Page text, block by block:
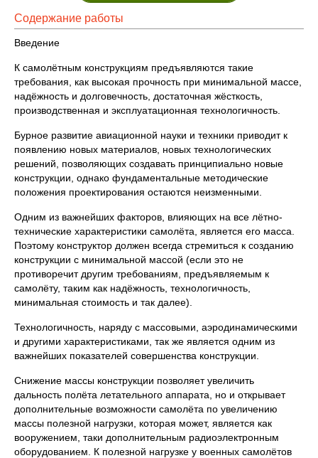
Содержание работы
Введение
К самолётным конструкциям предъявляются такие
требования, как высокая прочность при минимальной массе,
надёжность и долговечность, достаточная жёсткость,
производственная и эксплуатационная технологичность.
Бурное развитие авиационной науки и техники приводит к
появлению новых материалов, новых технологических
решений, позволяющих создавать принципиально новые
конструкции, однако фундаментальные методические
положения проектирования остаются неизменными.
Одним из важнейших факторов, влияющих на все лётно-
технические характеристики самолёта, является его масса.
Поэтому конструктор должен всегда стремиться к созданию
конструкции с минимальной массой (если это не
противоречит другим требованиям, предъявляемым к
самолёту, таким как надёжность, технологичность,
минимальная стоимость и так далее).
Технологичность, наряду с массовыми, аэродинамическими
и другими характеристиками, так же является одним из
важнейших показателей совершенства конструкции.
Снижение массы конструкции позволяет увеличить
дальность полёта летательного аппарата, но и открывает
дополнительные возможности самолёта по увеличению
массы полезной нагрузки, которая может, является как
вооружением, таки дополнительным радиоэлектронным
оборудованием. К полезной нагрузке у военных самолётов